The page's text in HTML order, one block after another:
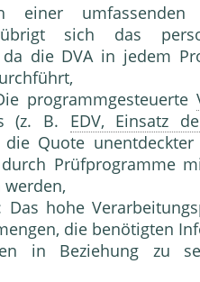
einer umfassenden
sich das
da die DVA in jedem
programmgesteuerte
(z. B. EDV, Einsatz
die Quote
Prüfprogramme
hohe
die benötigten
in Beziehung zu